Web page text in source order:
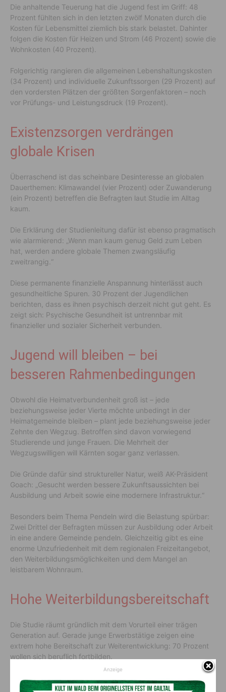
Die anhaltende Teuerung hat die Jugend fest im Griff: 48
Prozent fühlten sich in den letzten zwölf Monaten durch die
Kosten für Lebensmittel ziemlich bis stark belastet. Dahinter
folgen die Kosten für Heizen und Strom (46 Prozent) sowie die
Wohnkosten (40 Prozent).
Folgerichtig rangieren die allgemeinen Lebenshaltungskosten
(34 Prozent) und individuelle Zukunftssorgen (29 Prozent) auf
den vordersten Plätzen der größten Sorgenfaktoren – noch
vor Prüfungs- und Leistungsdruck (19 Prozent).
Existenzsorgen verdrängen
globale Krisen
Überraschend ist das scheinbare Desinteresse an globalen
Dauerthemen: Klimawandel (vier Prozent) oder Zuwanderung
(ein Prozent) betreffen die Befragten laut Studie im Alltag
kaum.
Die Erklärung der Studienleitung dafür ist ebenso pragmatisch
wie alarmierend: „Wenn man kaum genug Geld zum Leben
hat, werden andere globale Themen zwangsläufig
zweitrangig.“
Diese permanente finanzielle Anspannung hinterlässt auch
gesundheitliche Spuren. 30 Prozent der Jugendlichen
berichten, dass es ihnen psychisch derzeit nicht gut geht. Es
zeigt sich: Psychische Gesundheit ist untrennbar mit
finanzieller und sozialer Sicherheit verbunden.
Jugend will bleiben – bei
besseren Rahmenbedingungen
Obwohl die Heimatverbundenheit groß ist – jede
beziehungsweise jeder Vierte möchte unbedingt in der
Heimatgemeinde bleiben – plant jede beziehungsweise jeder
Zehnte den Wegzug. Betroffen sind davon vorwiegend
Studierende und junge Frauen. Die Mehrheit der
Wegzugswilligen will Kärnten sogar ganz verlassen.
Die Gründe dafür sind struktureller Natur, weiß AK-Präsident
Goach: „Gesucht werden bessere Zukunftsaussichten bei
Ausbildung und Arbeit sowie eine modernere Infrastruktur.“
Besonders beim Thema Pendeln wird die Belastung spürbar:
Zwei Drittel der Befragten müssen zur Ausbildung oder Arbeit
in eine andere Gemeinde pendeln. Gleichzeitig gibt es eine
enorme Unzufriedenheit mit dem regionalen Freizeitangebot,
den Weiterbildungsmöglichkeiten und dem Mangel an
leistbarem Wohnraum.
Hohe Weiterbildungsbereitschaft
Die Studie räumt gründlich mit dem Vorurteil einer trägen
Generation auf. Gerade junge Erwerbstätige zeigen eine
extrem hohe Bereitschaft zur Weiterentwicklung: 70 Prozent
wollen sich beruflich fortbilden.
Daniel Weidlitsch
und Kultur: „Die AK Kärnten unterstützt diesen Wissensdurst.
Anzeige